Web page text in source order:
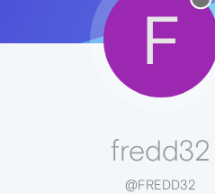
F
fredd32
@FREDD32